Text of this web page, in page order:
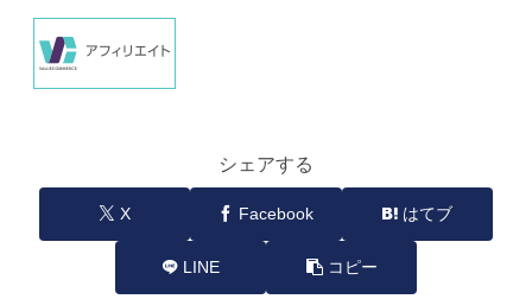
シェアする
X Facebook はてブ
LINE コピー